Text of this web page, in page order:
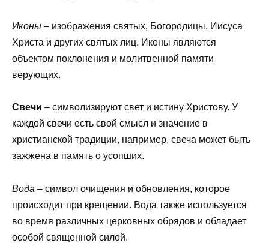
Иконы – изображения святых, Богородицы, Иисуса
Христа и других святых лиц. Иконы являются
объектом поклонения и молитвенной памяти
верующих.
Свечи – символизируют свет и истину Христову. У
каждой свечи есть свой смысл и значение в
христианской традиции, например, свеча может быть
зажжена в память о усопших.
Вода – символ очищения и обновления, которое
происходит при крещении. Вода также используется
во время различных церковных обрядов и обладает
особой священной силой.